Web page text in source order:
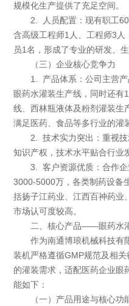
规模化生产提供了充足空间。
2. 人员配置：现有职工60
含高级工程师1人、工程师3
员1名，形成了专业的研发、
（三）企业核心竞争力
1. 产品体系：公司主营产
眼药水灌装生产线，同时还有
线、西林瓶液体及粉剂灌装生
满足医药、食品等多行业的灌
2. 技术实力突出：重视技
知识产权，技术水平贴合行业
3. 客户资源优质：合作企
3000-5000万，各类制药设备
括扬子江药业、江西百神药业
市场认可度较高。
二、核心产品——眼药水灌
作为南通博琅机械科技有
装机严格遵循GMP规范及相
的灌装需求，适配医药企业眼
能如下：
（一）产品用途与核心功